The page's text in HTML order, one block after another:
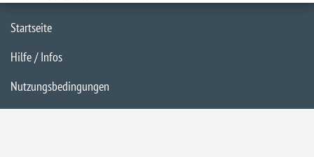
Startseite
Hilfe / Infos
Nutzungsbedingungen